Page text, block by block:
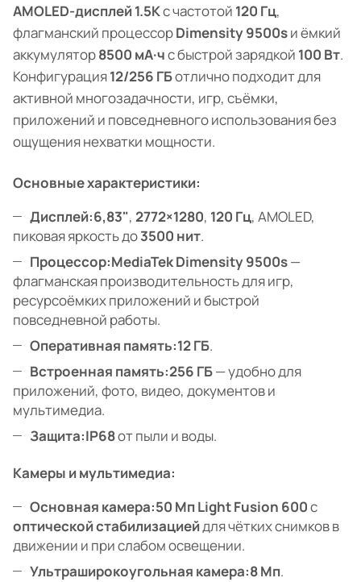
AMOLED-дисплей 1.5Kс частотой 120 Гц,
флагманский процессорDimensity 9500sи ёмкий
аккумулятор8500 мА·чс быстрой зарядкой 100 Вт.
Конфигурация12/256 ГБотлично подходит для
активной многозадачности, игр, съёмки,
приложений и повседневного использования без
ощущения нехватки мощности.
Основные характеристики:
Дисплей:6,83", 2772×1280, 120 Гц, AMOLED,
пиковая яркость до3500 нит.
Процессор:MediaTek Dimensity 9500s—
флагманская производительность для игр,
ресурсоёмких приложений и быстрой
повседневной работы.
Оперативная память:12 ГБ.
Встроенная память:256 ГБ— удобно для
приложений, фото, видео, документов и
мультимедиа.
Защита:IP68от пыли и воды.
Камеры и мультимедиа:
Основная камера:50 Мп Light Fusion 600с
оптической стабилизациейдля чётких снимков в
движении и при слабом освещении.
Ультраширокоугольная камера:8 Мп.